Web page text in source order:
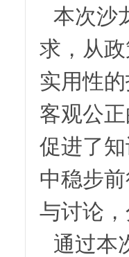
本次沙
求，从
实用性
客观公
促进了
中稳步
与讨论
通过本